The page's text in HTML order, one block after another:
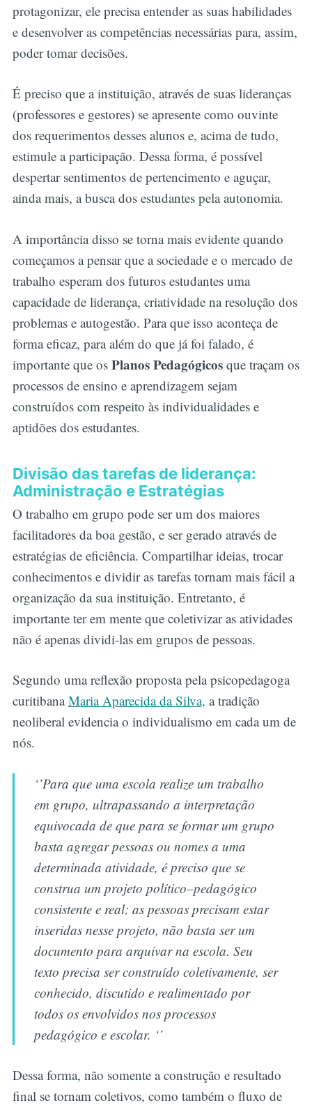
protagonizar, ele precisa entender as suas habilidades
e desenvolver as competências necessárias para, assim,
poder tomar decisões.
É preciso que a instituição, através de suas lideranças
(professores e gestores) se apresente como ouvinte
dos requerimentos desses alunos e, acima de tudo,
estimule a participação. Dessa forma, é possível
despertar sentimentos de pertencimento e aguçar,
ainda mais, a busca dos estudantes pela autonomia.
A importância disso se torna mais evidente quando
começamos a pensar que a sociedade e o mercado de
trabalho esperam dos futuros estudantes uma
capacidade de liderança, criatividade na resolução dos
problemas e autogestão. Para que isso aconteça de
forma eficaz, para além do que já foi falado, é
importante que os Planos Pedagógicosque traçam os
processos de ensino e aprendizagem sejam
construídos com respeito às individualidades e
aptidões dos estudantes.
Divisão das tarefas de liderança:
Administração e Estratégias
O trabalho em grupo pode ser um dos maiores
facilitadores da boa gestão, e ser gerado através de
estratégias de eficiência. Compartilhar ideias, trocar
conhecimentos e dividir as tarefas tornam mais fácil a
organização da sua instituição. Entretanto, é
importante ter em mente que coletivizar as atividades
não é apenas dividi-las em grupos de pessoas.
Segundo uma reflexão proposta pela psicopedagoga
curitibanaMaria Aparecida da Silva, a tradição
neoliberal evidencia o individualismo em cada um de
nós.
‘’Para que uma escola realize um trabalho
em grupo, ultrapassando a interpretação
equivocada de que para se formar um grupo
basta agregar pessoas ou nomes a uma
determinada atividade, é preciso que se
construa um projeto político–pedagógico
consistente e real; as pessoas precisam estar
inseridas nesse projeto, não basta ser um
documento para arquivar na escola. Seu
texto precisa ser construído coletivamente, ser
conhecido, discutido e realimentado por
todos os envolvidos nos processos
pedagógico e escolar. ‘’
Dessa forma, não somente a construção e resultado
final se tornam coletivos, como também o fluxo de